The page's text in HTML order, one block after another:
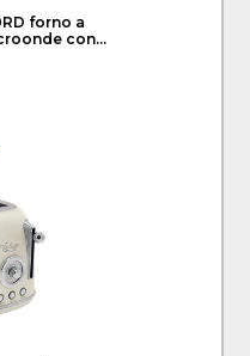
forno a
con
L 700 W